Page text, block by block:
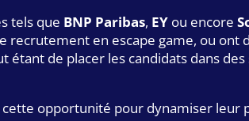
tels que BNP Paribas, EY ou encore
recrutement en escape game, ou
étant de placer les candidats dans
opportunité pour dynamiser